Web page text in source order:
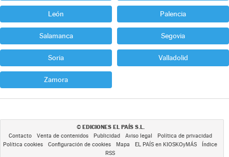
León Palencia
Salamanca Segovia
Soria Valladolid
Zamora
© EDICIONES EL PAÍS S.L.
Contacto Venta de contenidos Publicidad Aviso legal
Política de privacidad
Política cookies
Configuración de cookies Mapa EL PAÍS en KIOSKOyMÁS
Índice
RSS